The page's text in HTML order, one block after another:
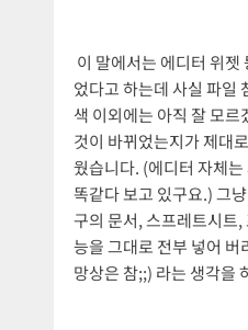
이 말에서는 에디터 위젯
었다고 하는데 사실 파일
색 이외에는 아직 잘 모
것이 바뀌었는지가 제대
웠습니다. (에디터 자체
똑같다 보고 있구요.) 그
구의 문서, 스프레트시트,
능을 그대로 전부 넣어
망상은 참;;) 라는 생각